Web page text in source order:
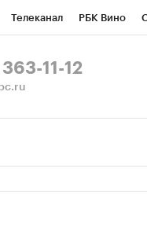
Телеканал РБК Вино
11-12